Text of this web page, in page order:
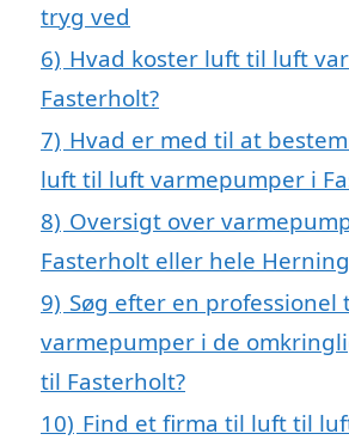
tryg ved
6) Hvad koster luft til luft
Fasterholt?
7) Hvad er med til at
luft til luft varmepumper i
8) Oversigt over
Fasterholt eller hele
9) Søg efter en
varmepumper i de
til Fasterholt?
10) Find et firma til luft til